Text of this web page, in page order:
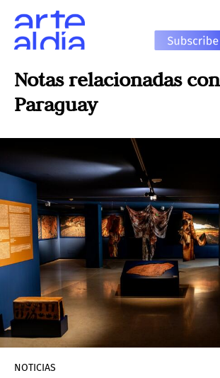
Notas relacionadas con
Paraguay
NOTICIAS